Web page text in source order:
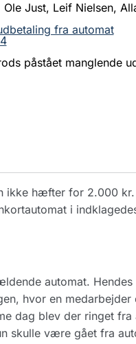
Just, Leif Nielsen,
fra automat
påstået manglende
ikke hæfter for 2.000
i
automat.
hvor en
dag blev der ringet fra
skulle være gået fra